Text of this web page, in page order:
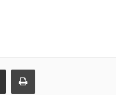
Partager par email Imprimer